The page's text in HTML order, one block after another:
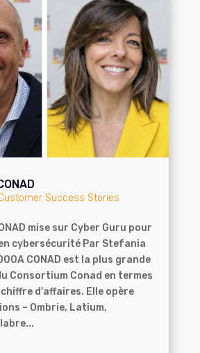
Success Stories
mise sur Cyber Guru pour
cybersécurité Par Stefania
CONAD est la plus grande
Consortium Conad en termes
d'affaires. Elle opère
– Ombrie, Latium,